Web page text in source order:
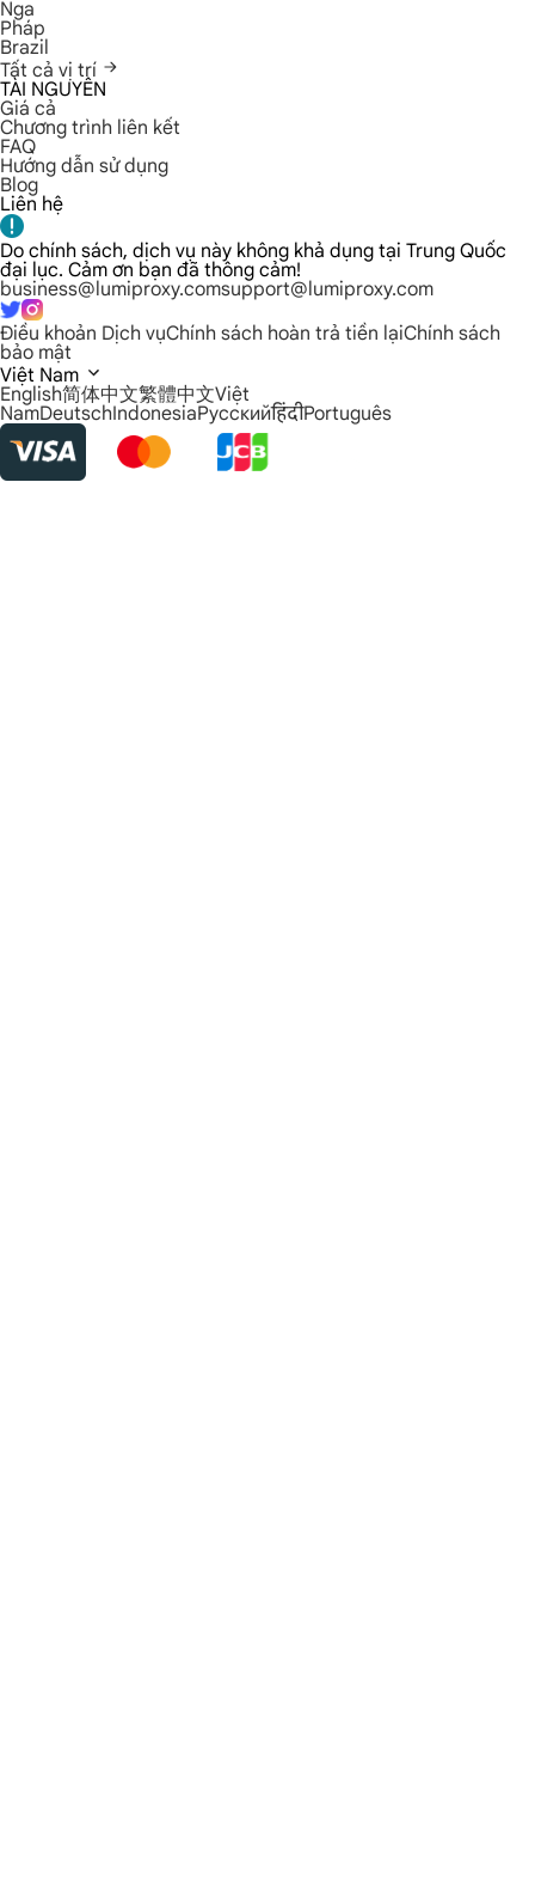
Nga
Pháp
Brazil
Tất cả vị trí
TÀI NGUYÊN
Giá cả
Chương trình liên kết
FAQ
Hướng dẫn sử dụng
Blog
Liên hệ
Do chính sách, dịch vụ này không khả dụng tại Trung Quốc
đại lục. Cảm ơn bạn đã thông cảm!
business@lumiproxy.comsupport@lumiproxy.com
Điều khoản Dịch vụChính sách hoàn trả tiền lạiChính sách
bảo mật
Việt Nam
English简体中文繁體中文Việt
NamDeutschIndonesiaРусскийहिंदीPortuguês